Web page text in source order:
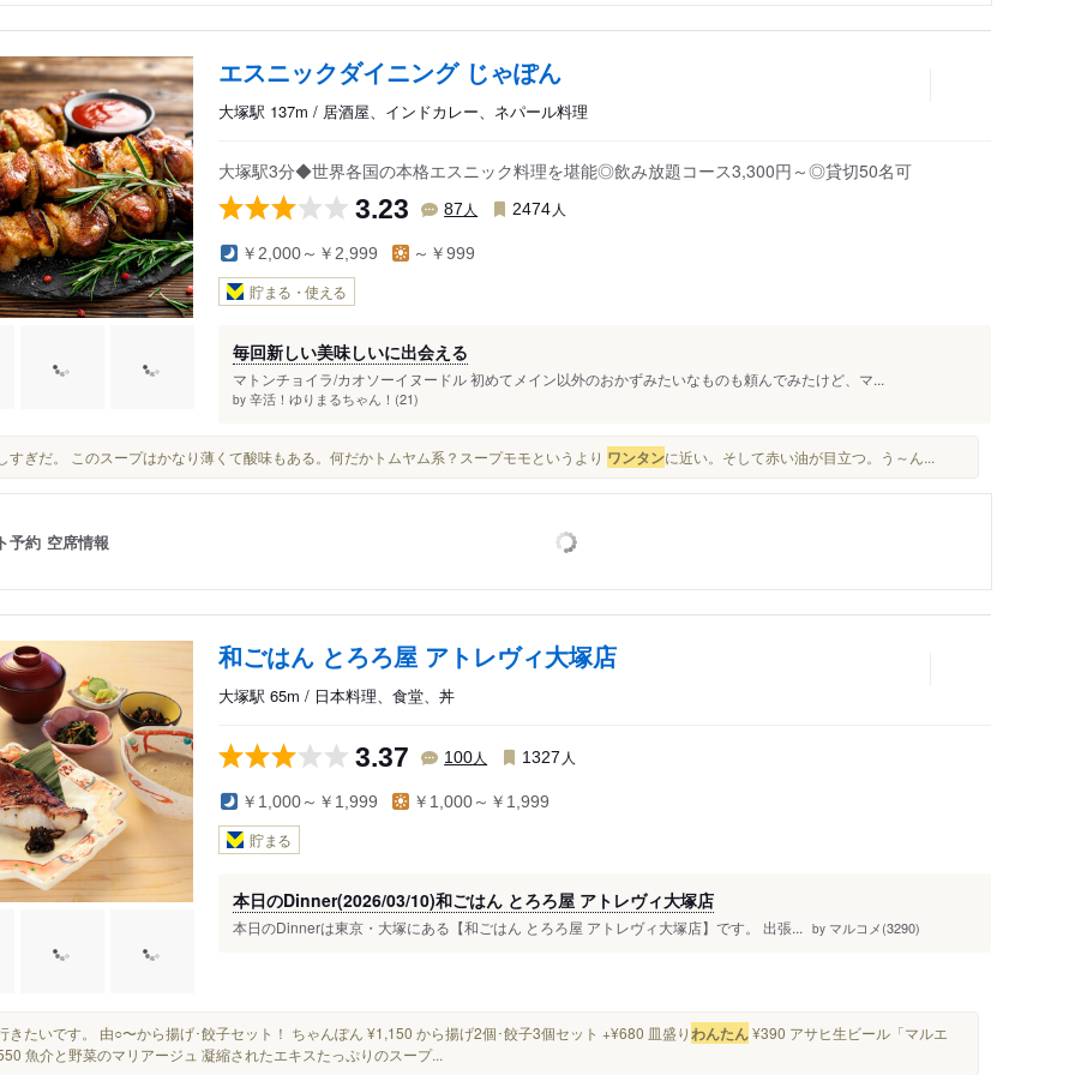
エスニックダイニング じゃぽん
大塚駅 137m / 居酒屋、インドカレー、ネパール料理
大塚駅3分◆世界各国の本格エスニック料理を堪能◎飲み放題コース3,300円～◎貸切50名可
3.23 87 人 2474 人
￥2,000～￥2,999 ～￥999
貯まる・使える
毎回新しい美味しいに出会える
マトンチョイラ/カオソーイヌードル 初めてメイン以外のおかずみたいなものも頼んでみたけど、マ...
by 辛活！ゆりまるちゃん！(21)
すぎだ。 このスープはかなり薄くて酸味もある。何だかトムヤム系？スープモモというより ワンタンに近い。そして赤い油が目立つ。う～ん...
予約 空席情報
和ごはん とろろ屋 アトレヴィ大塚店
大塚駅 65m / 日本料理、食堂、丼
3.37 100人 1327 人
￥1,000～￥1,999 ￥1,000～￥1,999
貯まる
本日のDinner(2026/03/10)和ごはん とろろ屋 アトレヴィ大塚店
本日のDinnerは東京・大塚にある【和ごはん とろろ屋 アトレヴィ大塚店】です。 出張... by マルコメ(3290)
きたいです。 由○〜から揚げ･餃子セット！ ちゃんぽん ¥1,150 から揚げ2個･餃子3個セット +¥680 皿盛りわんたん¥390 アサヒ生ビール「マルエ
魚介と野菜のマリアージュ 凝縮されたエキスたっぷりのスープ...